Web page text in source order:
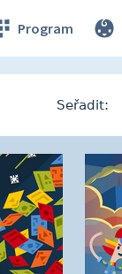
Program
Seřadit: